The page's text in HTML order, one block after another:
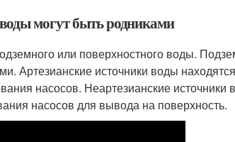
могут быть родниками
или поверхностного воды.
Артезианские источники воды
насосов. Неартезианские
насосов для вывода на поверхность.